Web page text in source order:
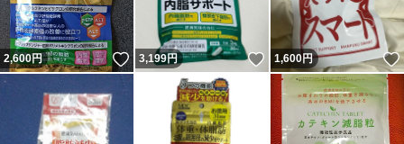
2,600円 いいね！
3,199円 いいね！
1,600円